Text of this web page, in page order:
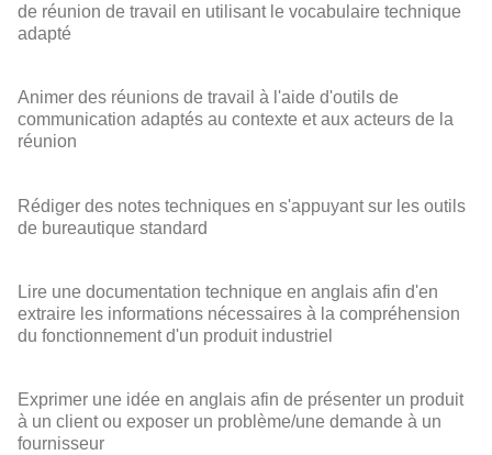
de réunion de travail en utilisant le vocabulaire technique
adapté
Animer des réunions de travail à l'aide d'outils de
communication adaptés au contexte et aux acteurs de la
réunion
Rédiger des notes techniques en s'appuyant sur les outils
de bureautique standard
Lire une documentation technique en anglais afin d'en
extraire les informations nécessaires à la compréhension
du fonctionnement d'un produit industriel
Exprimer une idée en anglais afin de présenter un produit
à un client ou exposer un problème/une demande à un
fournisseur